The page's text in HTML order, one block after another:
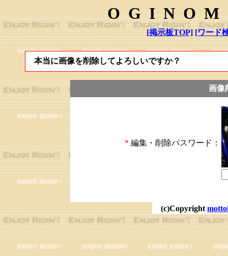
[掲示板TOP] [ワード
本当に画像を削除してよろしいですか？
画像
* 編集・削除パスワード：
(c)Copyright